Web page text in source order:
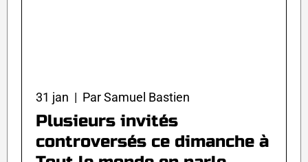
31 jan | Par Samuel Bastien
Plusieurs invités
controversés ce dimanche à